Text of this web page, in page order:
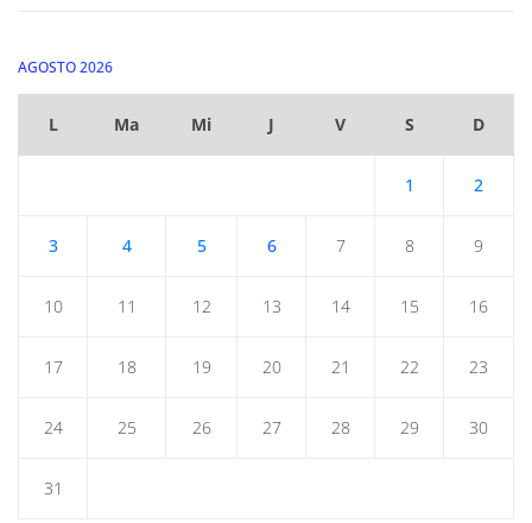
AGOSTO 2026
L Ma Mi J V S D
1 2
3 4 5 6 7 8 9
10 11 12 13 14 15 16
17 18 19 20 21 22 23
24 25 26 27 28 29 30
31